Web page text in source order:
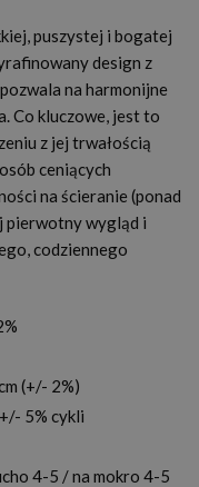
puszystej i bogatej
design z
na harmonijne
Co kluczowe, jest to
z jej trwałością
ceniących
na ścieranie (ponad
pierwotny wygląd i
codziennego
(+/- 2%)
5% cykli
4-5 / na mokro 4-5